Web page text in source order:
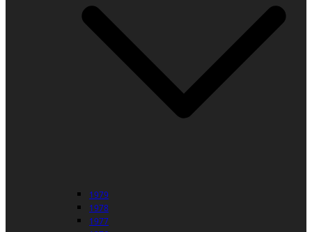
1979
1978
1977